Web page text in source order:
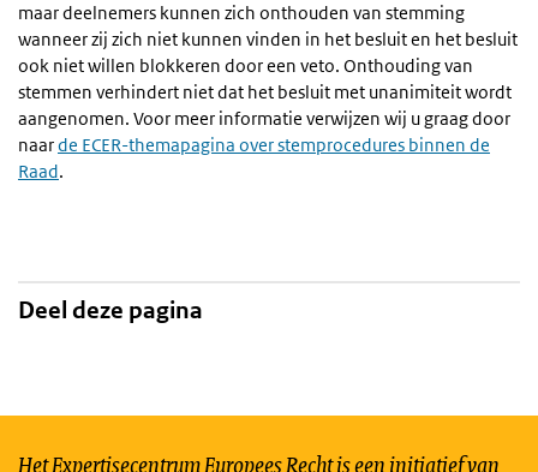
maar deelnemers kunnen zich onthouden van stemming
wanneer zij zich niet kunnen vinden in het besluit en het besluit
ook niet willen blokkeren door een veto. Onthouding van
stemmen verhindert niet dat het besluit met unanimiteit wordt
aangenomen. Voor meer informatie verwijzen wij u graag door
naarde ECER-themapagina over stemprocedures binnen de
Raad.
Deel deze pagina
Het Expertisecentrum Europees Recht is een initiatief van